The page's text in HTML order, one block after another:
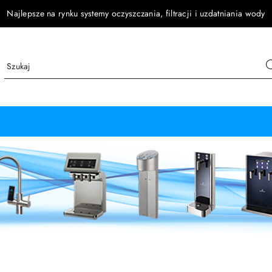
Najlepsze na rynku systemy oczyszczania, filtracji i uzdatniania wody